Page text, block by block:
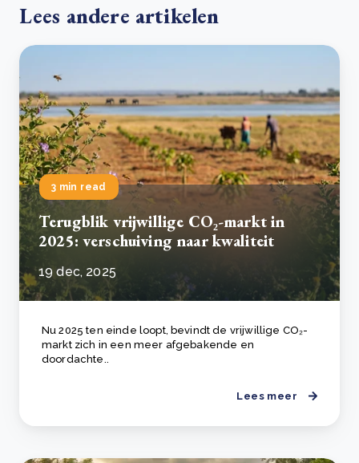
Lees andere artikelen
3 min read
Terugblik vrijwillige CO₂-markt in
2025: verschuiving naar kwaliteit
19 dec, 2025
Nu 2025 ten einde loopt, bevindt de vrijwillige CO₂-
markt zich in een meer afgebakende en
doordachte..
Lees meer